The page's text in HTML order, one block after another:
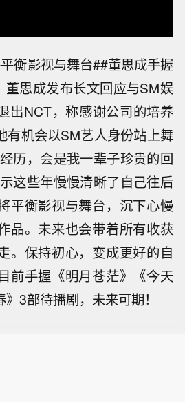
衡影视与舞台##董思成手握
思成发布长文回应与SM娱
出NCT，称感谢公司的培养
有机会以SM艺人身份站上舞
历，会是我一辈子珍贵的回
这些年慢慢清晰了自己往后
平衡影视与舞台，沉下心慢
品。未来也会带着所有收获
。保持初心，变成更好的自
前手握《明月苍茫》《今天
3部待播剧，未来可期！